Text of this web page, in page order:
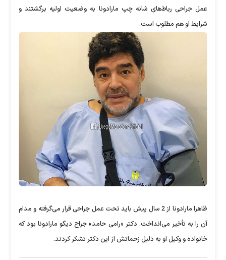
عمل جراحی رباط‌های شانه چپ مارادونا به وضعیت اولیه برگشتند و
شرایط او هم مطلوب است.
ظاهرا مارادونا از 2 سال پیش باید تحت عمل جراحی قرار می‌گرفته و مدام
آن را به تأخیر می‌انداخت. دکتر «رامی حامد» جراح دیگو مارادونا بود که
خانواده و وکیل او به دلیل زحماتش از این دکتر تشکر کردند.